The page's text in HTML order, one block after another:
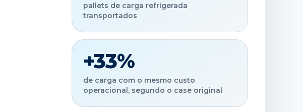
pallets de carga refrigerada
transportados
+33%
de carga com o mesmo custo
operacional, segundo o case original